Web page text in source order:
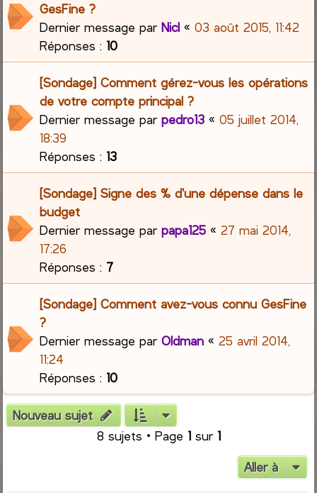
GesFine ?
Dernier message parNicl «03 août 2015, 11:42
Réponses :10
[Sondage] Comment gérez-vous les opérations
de votre compte principal ?
Dernier message parpedro13 «05 juillet 2014,
18:39
Réponses :13
[Sondage] Signe des % d'une dépense dans le
budget
Dernier message parpapa125 «27 mai 2014,
17:26
Réponses : 7
[Sondage] Comment avez-vous connu GesFine
?
Dernier message parOldman «25 avril 2014,
11:24
Réponses :10
Nouveau sujet
8 sujets • Page 1sur 1
Aller à